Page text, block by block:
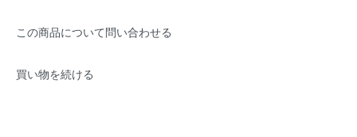
この商品について問い合わせる
買い物を続ける